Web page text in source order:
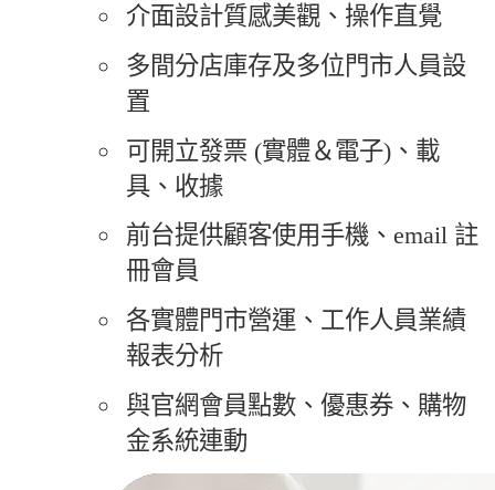
介面設計質感美觀、操作直覺
多間分店庫存及多位門市人員設
置
可開立發票 (實體＆電子)、載
具、收據
前台提供顧客使用手機、email 註
冊會員
各實體門市營運、工作人員業績
報表分析
與官網會員點數、優惠券、購物
金系統連動